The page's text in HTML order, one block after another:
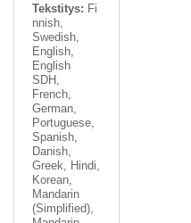
Tekstitys: Fi
nnish,
Swedish,
English,
English
SDH,
French,
German,
Portuguese,
Spanish,
Danish,
Greek, Hindi,
Korean,
Mandarin
(Simplified),